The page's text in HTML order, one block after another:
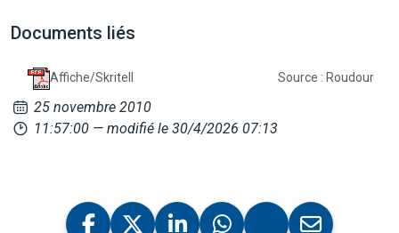
Documents liés
Affiche/Skritell Source : Roudour
25 novembre 2010
11:57:00 — modifié le 30/4/2026 07:13